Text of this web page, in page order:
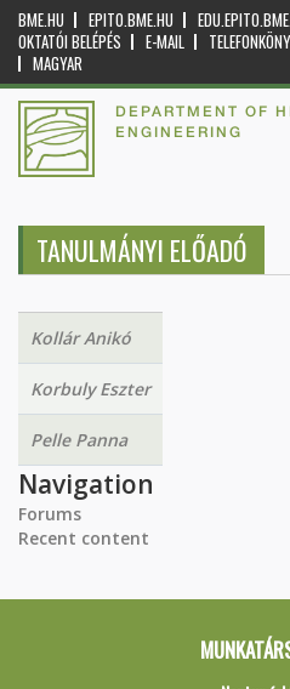
BME.HU EPITO.BME.HU
OKTATÓI BELÉPÉS
E-MAIL
MAGYAR
DEPARTMENT OF
ENGINEERING
TANULMÁNYI ELŐADÓ
Kollár Anikó
Korbuly Eszter
Pelle Panna
Navigation
Forums
Recent content